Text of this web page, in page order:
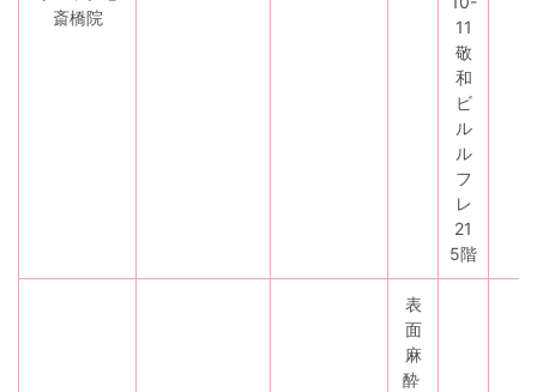
斎橋院
11
敬
和
ビ
ル
ル
フ
レ
21
5階
表
面
麻
酔